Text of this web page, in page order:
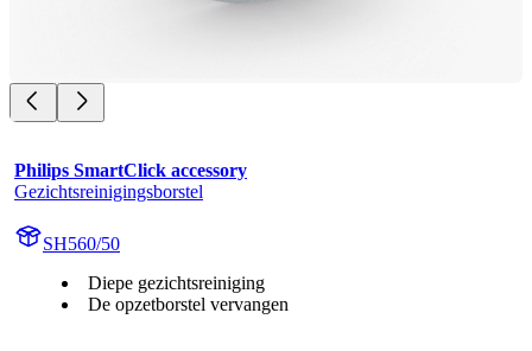
Philips SmartClick accessory
Gezichtsreinigingsborstel
SH560/50
Diepe gezichtsreiniging
De opzetborstel vervangen